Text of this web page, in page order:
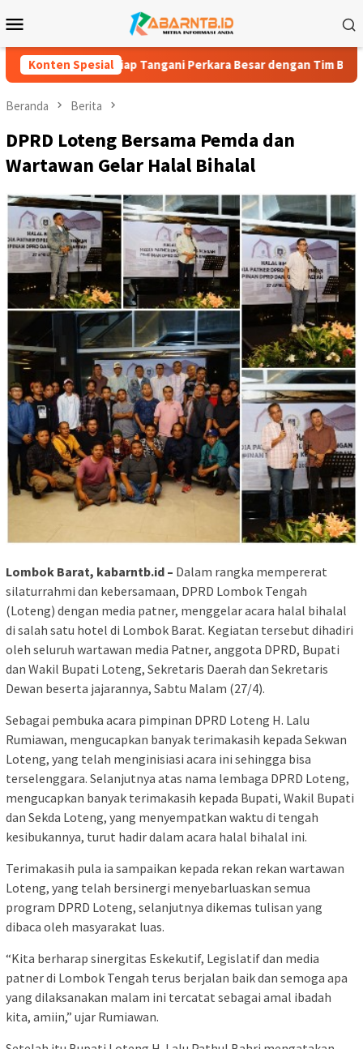
ke
Mobile
Konten Spesial
Loteng, Siap Tangani Perkara Besar dengan Tim
Beranda Berita
DPRD Loteng Bersama Pemda dan
Wartawan Gelar Halal Bihalal
Lombok Barat, kabarntb.id – Dalam rangka mempererat
silaturrahmi dan kebersamaan, DPRD Lombok Tengah
(Loteng) dengan media patner, menggelar acara halal bihalal
di salah satu hotel di Lombok Barat. Kegiatan tersebut dihadiri
oleh seluruh wartawan media Patner, anggota DPRD, Bupati
dan Wakil Bupati Loteng, Sekretaris Daerah dan Sekretaris
Dewan beserta jajarannya, Sabtu Malam (27/4).
Sebagai pembuka acara pimpinan DPRD Loteng H. Lalu
Rumiawan, mengucapkan banyak terimakasih kepada Sekwan
Loteng, yang telah menginisiasi acara ini sehingga bisa
terselenggara. Selanjutnya atas nama lembaga DPRD Loteng,
mengucapkan banyak terimakasih kepada Bupati, Wakil Bupati
dan Sekda Loteng, yang menyempatkan waktu di tengah
kesibukannya, turut hadir dalam acara halal bihalal ini.
Terimakasih pula ia sampaikan kepada rekan rekan wartawan
Loteng, yang telah bersinergi menyebarluaskan semua
program DPRD Loteng, selanjutnya dikemas tulisan yang
dibaca oleh masyarakat luas.
“Kita berharap sinergitas Eskekutif, Legislatif dan media
patner di Lombok Tengah terus berjalan baik dan semoga apa
yang dilaksanakan malam ini tercatat sebagai amal ibadah
kita, amiin,” ujar Rumiawan.